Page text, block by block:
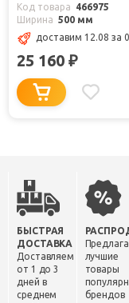
Код товара
466975
Ширина 500 мм
доставим 12.08 за 0
25 160 ₽
БЫСТРАЯ
ДОСТАВКА
Доставляем
от 1 до 3
дней в
среднем
лучшие
товары
брендов